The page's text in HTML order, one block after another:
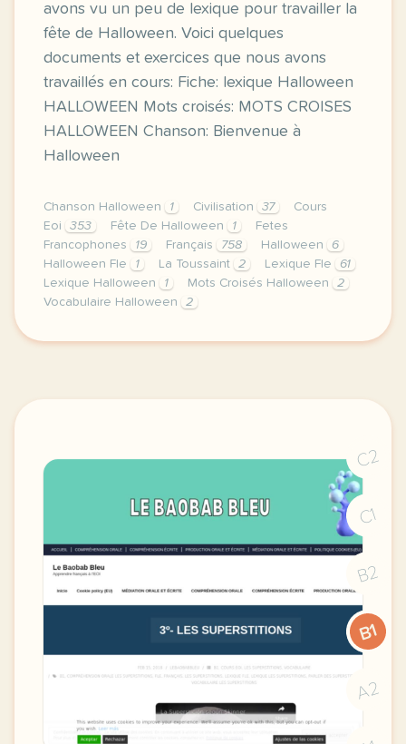
avons vu un peu de lexique pour travailler la
fête de Halloween. Voici quelques
documents et exercices que nous avons
travaillés en cours: Fiche: lexique Halloween
HALLOWEEN Mots croisés: MOTS CROISES
HALLOWEEN Chanson: Bienvenue à
Halloween
Chanson Halloween 1 Civilisation 37
Cours
Eoi
353 Fête De Halloween 1
Fetes
Francophones
19 Français 758 Halloween
6
Halloween Fle
1 La Toussaint 2 Lexique Fle
61
Lexique Halloween
1 Mots Croisés Halloween
2
Vocabulaire Halloween
2
image pixabay comcette derniere semaine de
C2
C1
B2
B1
A2